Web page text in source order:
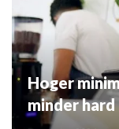
Hoger
minder hard